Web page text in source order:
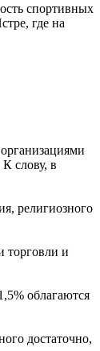
спортивных
где на
слову, в
религиозного
торговли и
облагаются
достаточно,